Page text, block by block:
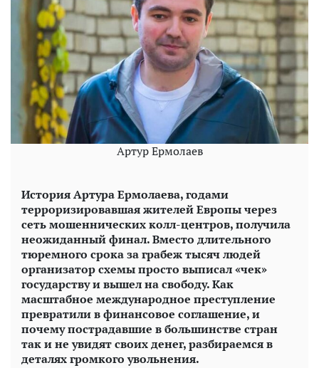
Артур Ермолаев
История Артура Ермолаева, годами
терроризировавшая жителей Европы через
сеть мошеннических колл-центров, получила
неожиданный финал. Вместо длительного
тюремного срока за грабеж тысяч людей
организатор схемы просто выписал «чек»
государству и вышел на свободу. Как
масштабное международное преступление
превратили в финансовое соглашение, и
почему пострадавшие в большинстве стран
так и не увидят своих денег, разбираемся в
деталях громкого увольнения.